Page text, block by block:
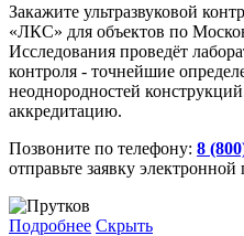
Закажите ультразвуковой
«ЛКС» для объектов по
Исследования проведёт
контроля - точнейшие
неоднородностей
аккредитацию.
Позвоните по телефону: 8
отправьте заявку
Подробнее Скрыть